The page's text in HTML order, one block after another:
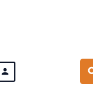
person